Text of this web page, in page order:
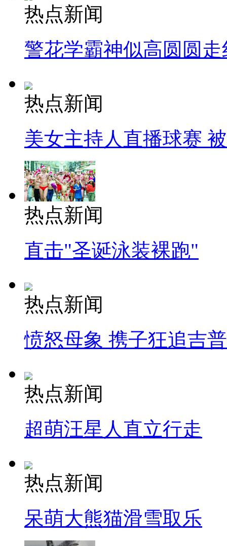
热点新闻
警花学霸神似高圆圆走
热点新闻
美女主持人直播球赛
热点新闻
直击"圣诞泳装裸跑"
热点新闻
愤怒母象 携子狂追吉
热点新闻
超萌汪星人直立行走
热点新闻
呆萌大熊猫滑雪取乐